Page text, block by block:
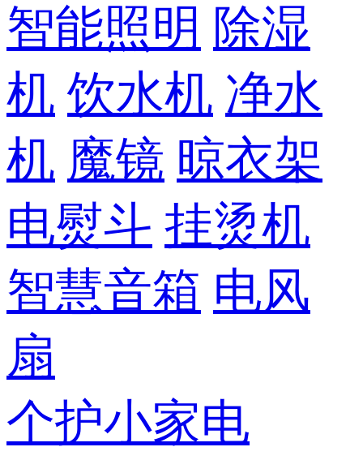
智能照明 除湿
机 饮水机 净水
机 魔镜 晾衣架
电熨斗 挂烫机
智慧音箱 电风
扇
个护小家电